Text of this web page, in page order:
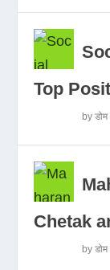
Top
by
Chetak
by